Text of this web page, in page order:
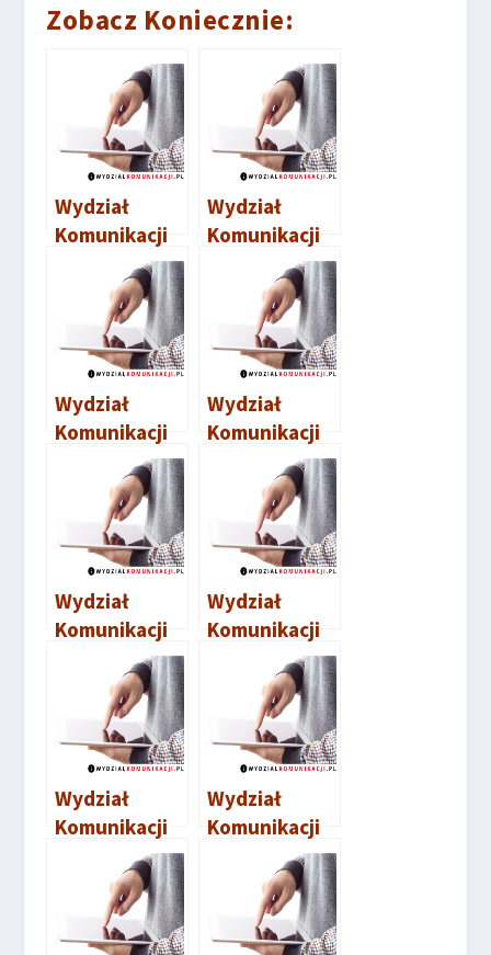
Zobacz Koniecznie:
Wydział
Komunikacji
Wydział
Komunikacji
Szamotuły
Wydział
Komunikacji
Wolsztyn
Wydział
Komunikacji
Września
Wydział
Komunikacji
Wydział
Komunikacji
Wągrowiec
Wydział
Komunikacji
Wydział
Komunikacji
Czarnków